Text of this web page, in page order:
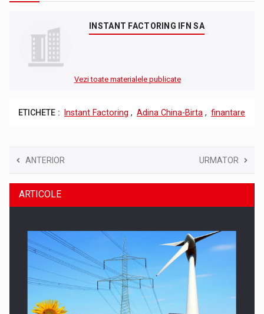
INSTANT FACTORING IFN SA
Vezi toate materialele publicate
ETICHETE : Instant Factoring , Adina China-Birta , finantare
ANTERIOR URMATOR
ARTICOLE